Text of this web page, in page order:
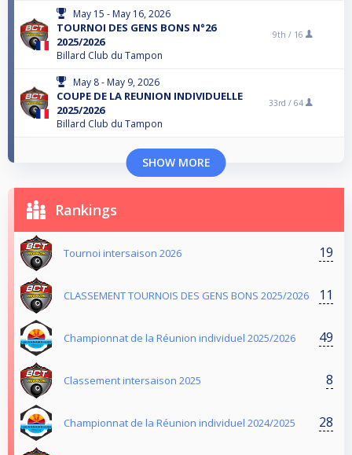
May 15 - May 16, 2026
TOURNOI DES GENS BONS N°26
2025/2026
Billard Club du Tampon
9th / 16
May 8 - May 9, 2026
COUPE DE LA REUNION INDIVIDUELLE
2025/2026
Billard Club du Tampon
33rd / 64
SHOW MORE
Rankings
Tournoi intersaison 2026 19
CLASSEMENT TOURNOIS DES GENS BONS 2025/2026 11
Championnat de la Réunion individuel 2025/2026 49
Classement intersaison 2025 8
Championnat de la Réunion individuel 2024/2025 28